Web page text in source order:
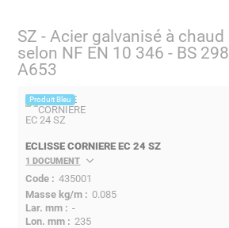
SZ - Acier galvanisé à
selon NF EN 10 346 - BS
A653
Produit Bleu
ECLISSE CORNIERE EC 24 SZ
1 DOCUMENT
435001
0.085
-
235